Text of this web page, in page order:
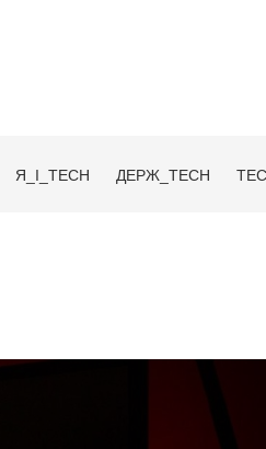
Я_І_TECH ДЕРЖ_TECH